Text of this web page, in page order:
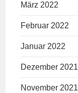
März 2022
Februar 2022
Januar 2022
Dezember 2021
November 2021